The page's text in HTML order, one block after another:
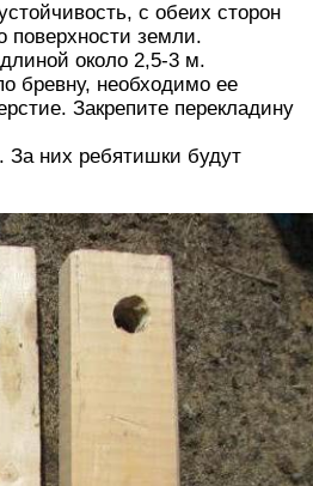
с обеих сторон
поверхности земли.
около 2,5-3 м.
бревну, необходимо ее
Закрепите перекладину
За них ребятишки будут